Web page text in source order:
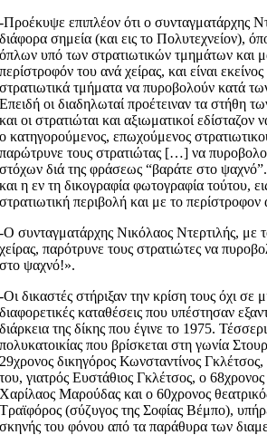
-Προέκυψε επιπλέον ότι ο συνταγματάρχης
διάφορα σημεία (και εις το Πολυτεχνείον),
όπλων υπό των στρατιωτικών τμημάτων και
περίστροφόν του ανά χείρας, και είναι
στρατιωτικά τμήματα να πυροβολούν κατά
Επειδή οι διαδηλωταί προέτειναν τα στήθη
και οι στρατιώται και αξιωματικοί
ο κατηγορούμενος, επωχούμενος
παρώτρυνε τους στρατιώτας […] να
στόχων διά της φράσεως “βαράτε στο
και η εν τη δικογραφία φωτογραφία τούτου,
στρατιωτική περιβολή και με το περίστροφον
-Ο συνταγματάρχης Νικόλαος Ντερτιλής, με
χείρας, παρότρυνε τους στρατιώτες να
στο ψαχνό!».
-Οι δικαστές στήριξαν την κρίση τους όχι σε
διαφορετικές καταθέσεις που υπέστησαν
διάρκεια της δίκης που έγινε το 1975.
πολυκατοικίας που βρίσκεται στη γωνία
29χρονος δικηγόρος Κωνσταντίνος
του, γιατρός Ευστάθιος Γκλέτσος, ο 68χρονος
Χαρίλαος Μαρούδας και ο 60χρονος
Τραϊφόρος (σύζυγος της Σοφίας Βέμπο),
σκηνής του φόνου από τα παράθυρα των